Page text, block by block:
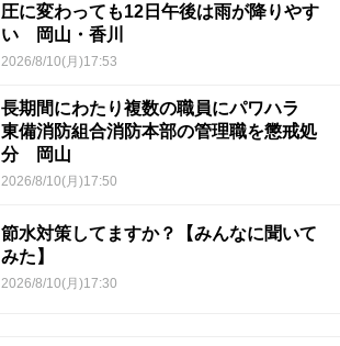
圧に変わっても12日午後は雨が降りやす
い 岡山・香川
2026/8/10(月)17:53
長期間にわたり複数の職員にパワハラ
東備消防組合消防本部の管理職を懲戒処
分 岡山
2026/8/10(月)17:50
節水対策してますか？【みんなに聞いて
みた】
2026/8/10(月)17:30